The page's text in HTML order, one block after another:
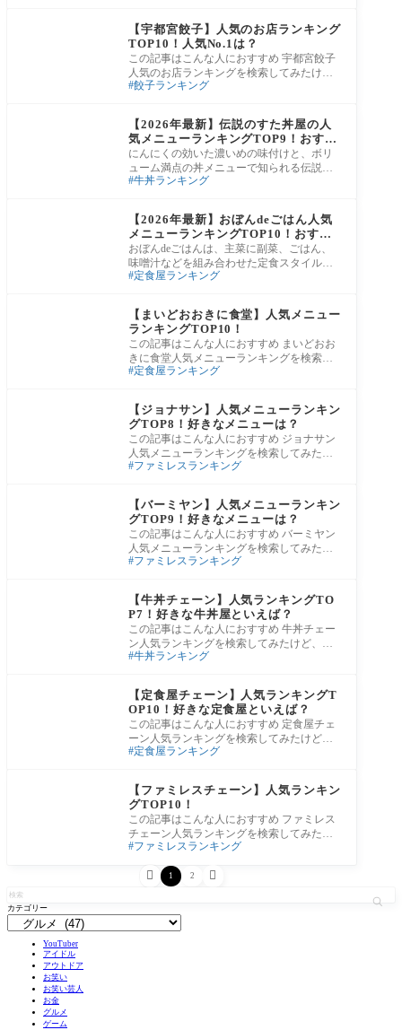
【宇都宮餃子】人気のお店ランキング
TOP10！人気No.1は？
この記事はこんな人におすすめ 宇都宮餃子
人気のお店ランキングを検索してみたけ
ど、サイトによって順位が全然違う…。結
餃子ランキング
【2026年最新】伝説のすた丼屋の人
気メニューランキングTOP9！おすす
め・価格・選び方も紹介
にんにくの効いた濃いめの味付けと、ボリ
ューム満点の丼メニューで知られる伝説の
すた丼屋。看板商品の「すた丼」はもちろ
牛丼ランキング
【2026年最新】おぼんdeごはん人気
メニューランキングTOP10！おすす
め定食・丼・うどんを紹介
おぼんdeごはんは、主菜に副菜、ごはん、
味噌汁などを組み合わせた定食スタイルを
中心に、丼、うどん、デザートまで幅広い
定食屋ランキング
【まいどおおきに食堂】人気メニュー
ランキングTOP10！
この記事はこんな人におすすめ まいどおお
きに食堂人気メニューランキングを検索し
てみたけど、サイトによって順位が全然違
定食屋ランキング
【ジョナサン】人気メニューランキン
グTOP8！好きなメニューは？
この記事はこんな人におすすめ ジョナサン
人気メニューランキングを検索してみたけ
ど、サイトによって順位が全然違う…。結
ファミレスランキング
【バーミヤン】人気メニューランキン
グTOP9！好きなメニューは？
この記事はこんな人におすすめ バーミヤン
人気メニューランキングを検索してみたけ
ど、サイトによって順位が全然違う…。結
ファミレスランキング
【牛丼チェーン】人気ランキングTO
P7！好きな牛丼屋といえば？
この記事はこんな人におすすめ 牛丼チェー
ン人気ランキングを検索してみたけど、サ
イトによって順位が全然違う…。結局、牛
牛丼ランキング
【定食屋チェーン】人気ランキングT
OP10！好きな定食屋といえば？
この記事はこんな人におすすめ 定食屋チェ
ーン人気ランキングを検索してみたけど、
サイトによって順位が全然違う…。結局、
定食屋ランキング
【ファミレスチェーン】人気ランキン
グTOP10！
この記事はこんな人におすすめ ファミレス
チェーン人気ランキングを検索してみたけ
ど、サイトによって順位が全然違う…。結
局、
ファミレスランキング
 1 2 
カテゴリー
YouTuber
アイドル
アウトドア
お笑い
お笑い芸人
お金
グルメ
ゲーム